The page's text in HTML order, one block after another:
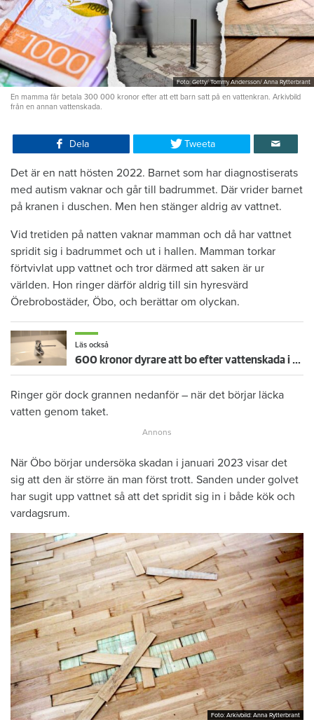
Foto: Getty/ Tommy Andersson/ Anna Rytterbrant
En mamma får betala 300 000 kronor efter att ett barn satt på en vattenkran. Arkivbild
från en annan vattenskada.
Dela Tweeta
Det är en natt hösten 2022. Barnet som har diagnostiserats
med autism vaknar och går till badrummet. Där vrider barnet
på kranen i duschen. Men hen stänger aldrig av vattnet.
Vid tretiden på natten vaknar mamman och då har vattnet
spridit sig i badrummet och ut i hallen. Mamman torkar
förtvivlat upp vattnet och tror därmed att saken är ur
världen. Hon ringer därför aldrig till sin hyresvärd
Örebrobostäder, Öbo, och berättar om olyckan.
Läs också
600 kronor dyrare att bo efter vattenskada i Varberg
Ringer gör dock grannen nedanför – när det börjar läcka
vatten genom taket.
När Öbo börjar undersöka skadan i januari 2023 visar det
sig att den är större än man först trott. Sanden under golvet
har sugit upp vattnet så att det spridit sig in i både kök och
vardagsrum.
Foto: Arkivbild: Anna Rytterbrant
Foto: Arkivbild: Anna Rytterbrant